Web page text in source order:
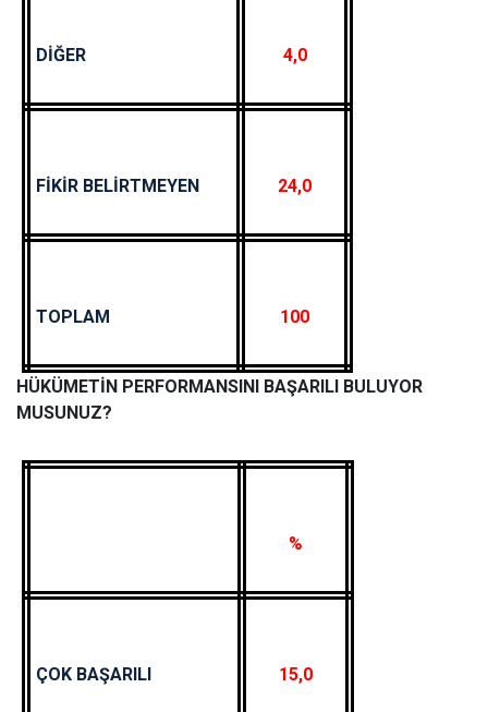
DİĞER 4,0
FİKİR BELİRTMEYEN 24,0
TOPLAM 100
HÜKÜMETİN PERFORMANSINI BAŞARILI BULUYOR
MUSUNUZ?
%
ÇOK BAŞARILI 15,0